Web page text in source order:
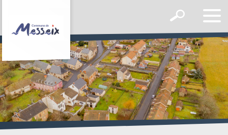
le
Afficher
formulaire
de
recherche